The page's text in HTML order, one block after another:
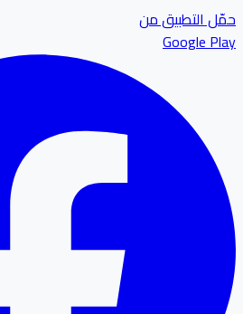
التطبيق من
Google